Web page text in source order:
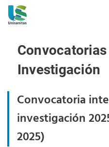
Investigación
Convocatoria
investigación
2025)